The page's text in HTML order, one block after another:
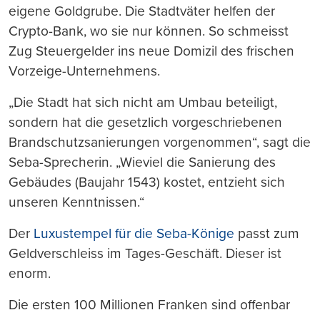
eigene Goldgrube. Die Stadtväter helfen der
Crypto-Bank, wo sie nur können. So schmeisst
Zug Steuergelder ins neue Domizil des frischen
Vorzeige-Unternehmens.
„Die Stadt hat sich nicht am Umbau beteiligt,
sondern hat die gesetzlich vorgeschriebenen
Brandschutzsanierungen vorgenommen“, sagt die
Seba-Sprecherin. „Wieviel die Sanierung des
Gebäudes (Baujahr 1543) kostet, entzieht sich
unseren Kenntnissen.“
Der Luxustempel für die Seba-Könige passt zum
Geldverschleiss im Tages-Geschäft. Dieser ist
enorm.
Die ersten 100 Millionen Franken sind offenbar